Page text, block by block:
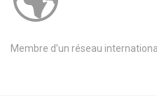
Membre d’un réseau